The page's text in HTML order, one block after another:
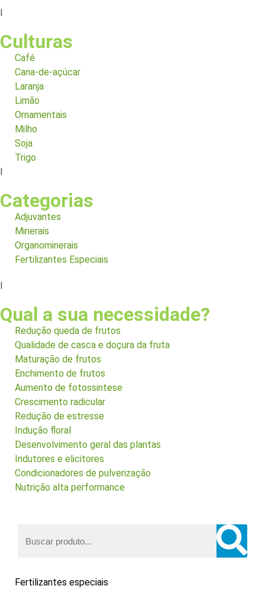
Culturas
Café
Cana-de-açúcar
Laranja
Limão
Ornamentais
Milho
Soja
Trigo
Categorias
Adjuvantes
Minerais
Organominerais
Fertilizantes Especiais
Qual a sua necessidade?
Redução queda de frutos
Qualidade de casca e doçura da fruta
Maturação de frutos
Enchimento de frutos
Aumento de fotossintese
Crescimento radicular
Redução de estresse
Indução floral
Desenvolvimento geral das plantas
Indutores e elicitores
Condicionadores de pulverização
Nutrição alta performance
Fertilizantes especiais